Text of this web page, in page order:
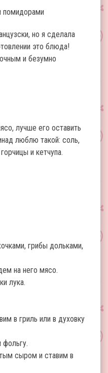
помидорами
но я сделала
это блюда!
и безумно
лучше его оставить
люблю такой: соль,
и кетчупа.
грибы дольками,
на него мясо.
лука.
в гриль или в духовку
фольгу.
сыром и ставим в